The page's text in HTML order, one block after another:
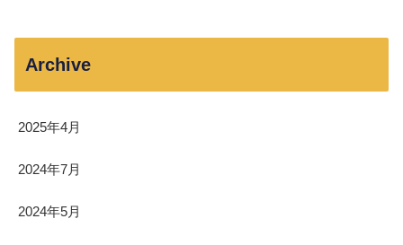
Archive
2025年4月
2024年7月
2024年5月